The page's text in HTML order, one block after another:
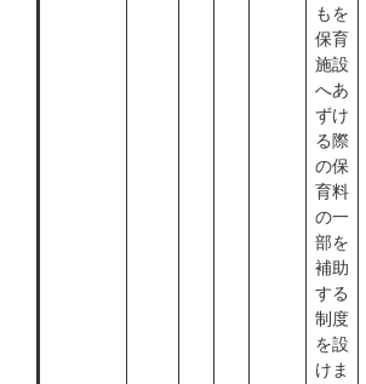
もを
保育
施設
へあ
ずけ
る際
の保
育料
の一
部を
補助
する
制度
を設
けま